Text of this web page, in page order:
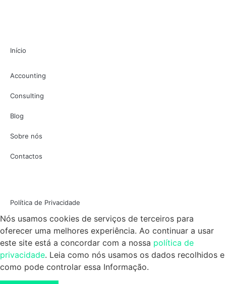
Início
Accounting
Consulting
Blog
Sobre nós
Contactos
Política de Privacidade
Nós usamos cookies de serviços de terceiros para
oferecer uma melhores experiência. Ao continuar a usar
este site está a concordar com a nossa política de
privacidade. Leia como nós usamos os dados recolhidos e
como pode controlar essa Informação.